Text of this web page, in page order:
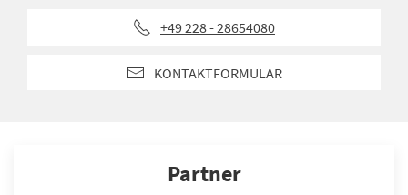
+49 228 - 28654080
KONTAKTFORMULAR
Partner